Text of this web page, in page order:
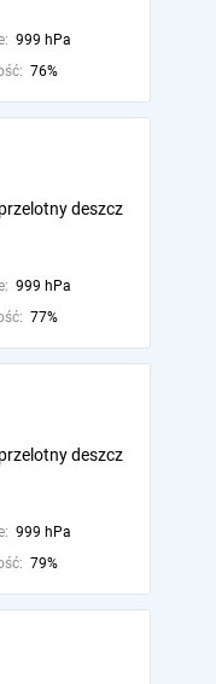
999 hPa
76%
deszcz
999 hPa
77%
deszcz
999 hPa
79%